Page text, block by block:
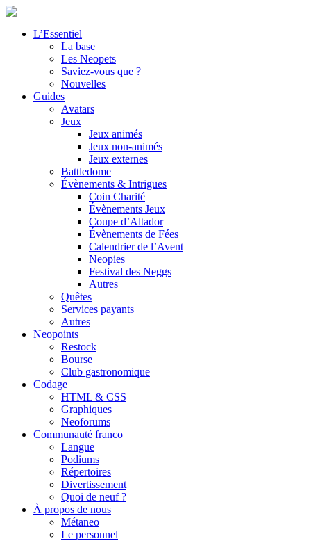
L’Essentiel
La base
Les Neopets
Saviez-vous que ?
Nouvelles
Guides
Avatars
Jeux
Jeux animés
Jeux non-animés
Jeux externes
Battledome
Évènements & Intrigues
Coin Charité
Évènements Jeux
Coupe d’Altador
Évènements de Fées
Calendrier de l’Avent
Neopies
Festival des Neggs
Autres
Quêtes
Services payants
Autres
Neopoints
Restock
Bourse
Club gastronomique
Codage
HTML & CSS
Graphiques
Neoforums
Communauté franco
Langue
Podiums
Répertoires
Divertissement
Quoi de neuf ?
À propos de nous
Métaneo
Le personnel